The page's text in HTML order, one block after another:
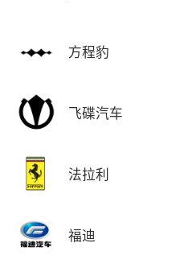
方程豹
飞碟汽车
法拉利
福迪